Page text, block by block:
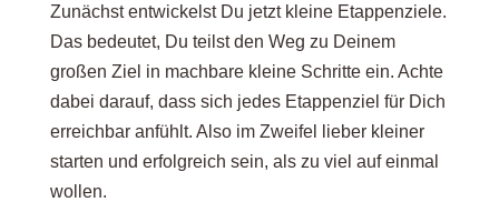
Zunächst entwickelst Du jetzt kleine Etappenziele.
Das bedeutet, Du teilst den Weg zu Deinem
großen Ziel in machbare kleine Schritte ein. Achte
dabei darauf, dass sich jedes Etappenziel für Dich
erreichbar anfühlt. Also im Zweifel lieber kleiner
starten und erfolgreich sein, als zu viel auf einmal
wollen.